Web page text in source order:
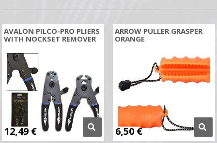
AVALON PILCO-PRO PLIERS
WITH NOCKSET REMOVER
12,49 €
ARROW PULLER GRASPER
ORANGE
6,50 €